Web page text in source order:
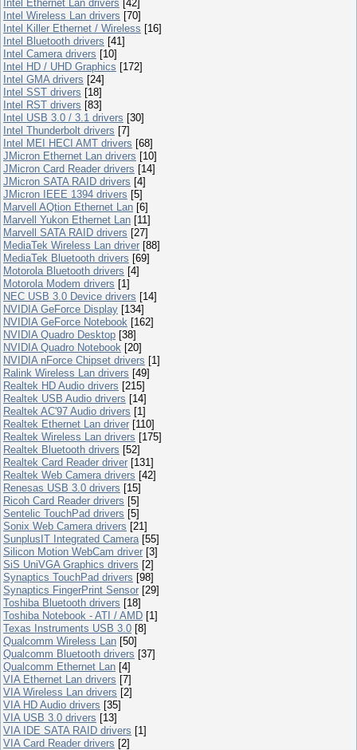
Intel Ethernet Lan drivers [42]
Intel Wireless Lan drivers [70]
Intel Killer Ethernet / Wireless [16]
Intel Bluetooth drivers [41]
Intel Camera drivers [10]
Intel HD / UHD Graphics [172]
Intel GMA drivers [24]
Intel SST drivers [18]
Intel RST drivers [83]
Intel USB 3.0 / 3.1 drivers [30]
Intel Thunderbolt drivers [7]
Intel MEI HECI AMT drivers [68]
JMicron Ethernet Lan drivers [10]
JMicron Card Reader drivers [14]
JMicron SATA RAID drivers [4]
JMicron IEEE 1394 drivers [5]
Marvell AQtion Ethernet Lan [6]
Marvell Yukon Ethernet Lan [11]
Marvell SATA RAID drivers [27]
MediaTek Wireless Lan driver [88]
MediaTek Bluetooth drivers [69]
Motorola Bluetooth drivers [4]
Motorola Modem drivers [1]
NEC USB 3.0 Device drivers [14]
NVIDIA GeForce Display [134]
NVIDIA GeForce Notebook [162]
NVIDIA Quadro Desktop [38]
NVIDIA Quadro Notebook [20]
NVIDIA nForce Chipset drivers [1]
Ralink Wireless Lan drivers [49]
Realtek HD Audio drivers [215]
Realtek USB Audio drivers [14]
Realtek AC'97 Audio drivers [1]
Realtek Ethernet Lan driver [110]
Realtek Wireless Lan drivers [175]
Realtek Bluetooth drivers [52]
Realtek Card Reader driver [131]
Realtek Web Camera drivers [42]
Renesas USB 3.0 drivers [15]
Ricoh Card Reader drivers [5]
Sentelic TouchPad drivers [5]
Sonix Web Camera drivers [21]
SunplusIT Integrated Camera [55]
Silicon Motion WebCam driver [3]
SiS UniVGA Graphics drivers [2]
Synaptics TouchPad drivers [98]
Synaptics FingerPrint Sensor [29]
Toshiba Bluetooth drivers [18]
Toshiba Notebook - ATI / AMD [1]
Texas Instruments USB 3.0 [8]
Qualcomm Wireless Lan [50]
Qualcomm Bluetooth drivers [37]
Qualcomm Ethernet Lan [4]
VIA Ethernet Lan drivers [7]
VIA Wireless Lan drivers [2]
VIA HD Audio drivers [35]
VIA USB 3.0 drivers [13]
VIA IDE SATA RAID drivers [1]
VIA Card Reader drivers [2]